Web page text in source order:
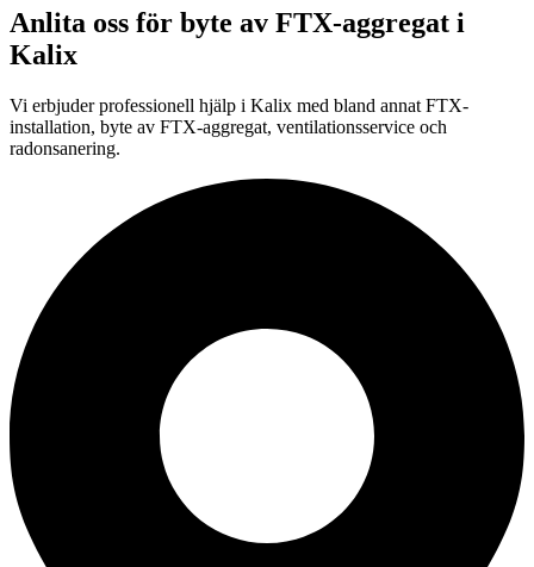
Anlita oss för byte av FTX-aggregat i
Kalix
Vi erbjuder professionell hjälp i Kalix med bland annat FTX-
installation, byte av FTX-aggregat, ventilationsservice och
radonsanering.